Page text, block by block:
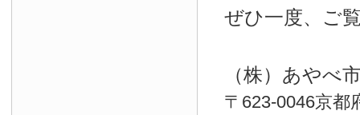
ぜひ一度、ご
（株）あやべ
〒623-0046京都